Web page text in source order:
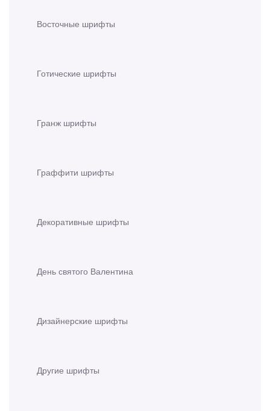
Восточные шрифты
Готические шрифты
Гранж шрифты
Граффити шрифты
Декоративные шрифты
День святого Валентина
Дизайнерские шрифты
Другие шрифты